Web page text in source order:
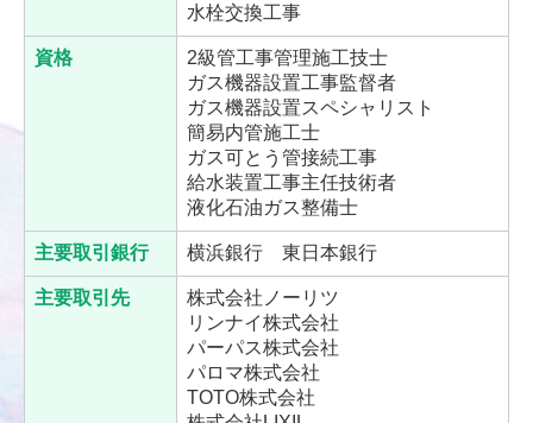
水栓交換工事
資格
2級管工事管理施工技士
ガス機器設置工事監督者
ガス機器設置スペシャリスト
簡易内管施工士
ガス可とう管接続工事
給水装置工事主任技術者
液化石油ガス整備士
主要取引銀行 横浜銀行 東日本銀行
主要取引先
株式会社ノーリツ
リンナイ株式会社
パーパス株式会社
パロマ株式会社
TOTO株式会社